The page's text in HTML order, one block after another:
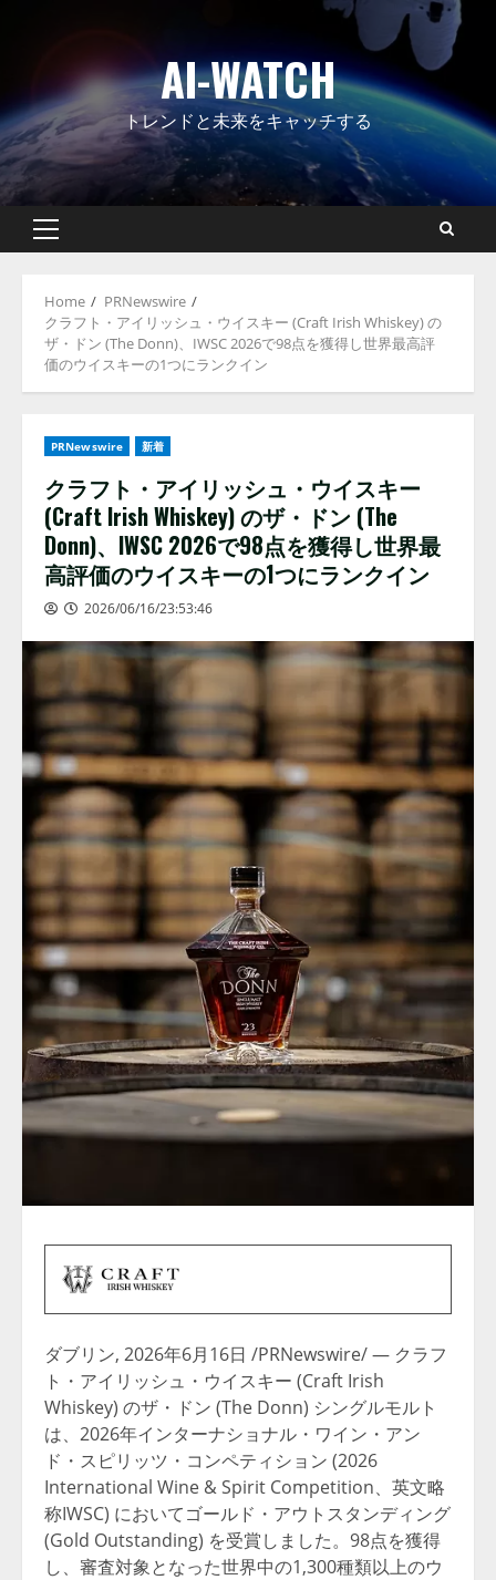
AI-WATCH
トレンドと未来をキャッチする
Primary
Home
PRNewswire
クラフト・アイリッシュ・ウイスキー (Craft Irish Whiskey) の
ザ・ドン (The Donn)、IWSC 2026で98点を獲得し世界最高評
価のウイスキーの1つにランクイン
PRNewswire 新着
クラフト・アイリッシュ・ウイスキー
(Craft Irish Whiskey) のザ・ドン (The
Donn)、IWSC 2026で98点を獲得し世界最
高評価のウイスキーの1つにランクイン
2026/06/16/23:53:46
ダブリン, 2026年6月16日 /PRNewswire/ — クラフ
ト・アイリッシュ・ウイスキー (Craft Irish
Whiskey) のザ・ドン (The Donn) シングルモルト
は、2026年インターナショナル・ワイン・アン
ド・スピリッツ・コンペティション (2026
International Wine & Spirit Competition、英文略
称IWSC) においてゴールド・アウトスタンディング
(Gold Outstanding) を受賞しました。98点を獲得
し、審査対象となった世界中の1,300種類以上のウ